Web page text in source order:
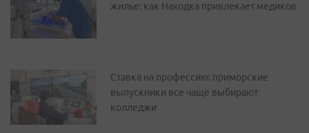
жилье: как Находка привлекает медиков
Ставка на профессию: приморские
выпускники все чаще выбирают
колледжи